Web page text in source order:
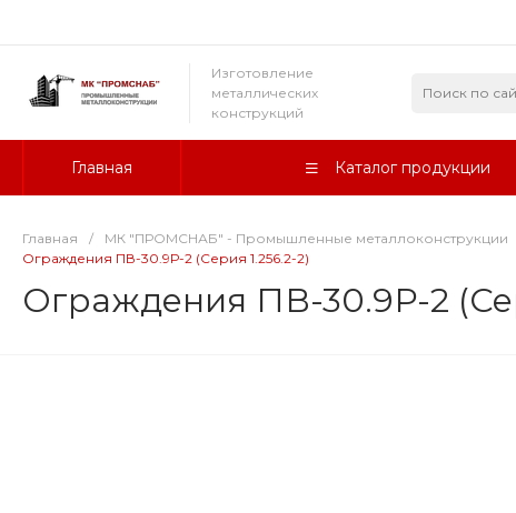
Изготовление
металлических
конструкций
Главная Каталог продукции
Главная / МК "ПРОМСНАБ" - Промышленные металлоконструкции
Ограждения ПВ-30.9Р-2 (Серия 1.256.2-2)
Ограждения ПВ-30.9Р-2